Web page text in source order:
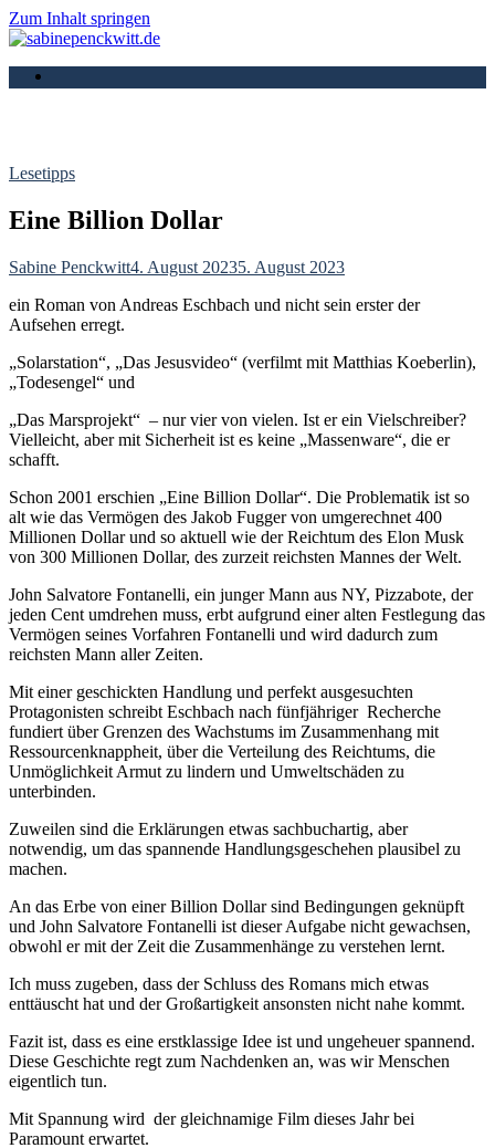
Zum Inhalt springen
sabinepenckwitt.de
Buchautorin
Lesetipps
Eine Billion Dollar
Sabine Penckwitt4. August 20235. August 2023
ein Roman von Andreas Eschbach und nicht sein erster der
Aufsehen erregt.
„Solarstation“, „Das Jesusvideo“ (verfilmt mit Matthias Koeberlin),
„Todesengel“ und
„Das Marsprojekt“ – nur vier von vielen. Ist er ein Vielschreiber?
Vielleicht, aber mit Sicherheit ist es keine „Massenware“, die er
schafft.
Schon 2001 erschien „Eine Billion Dollar“. Die Problematik ist so
alt wie das Vermögen des Jakob Fugger von umgerechnet 400
Millionen Dollar und so aktuell wie der Reichtum des Elon Musk
von 300 Millionen Dollar, des zurzeit reichsten Mannes der Welt.
John Salvatore Fontanelli, ein junger Mann aus NY, Pizzabote, der
jeden Cent umdrehen muss, erbt aufgrund einer alten Festlegung das
Vermögen seines Vorfahren Fontanelli und wird dadurch zum
reichsten Mann aller Zeiten.
Mit einer geschickten Handlung und perfekt ausgesuchten
Protagonisten schreibt Eschbach nach fünfjähriger Recherche
fundiert über Grenzen des Wachstums im Zusammenhang mit
Ressourcenknappheit, über die Verteilung des Reichtums, die
Unmöglichkeit Armut zu lindern und Umweltschäden zu
unterbinden.
Zuweilen sind die Erklärungen etwas sachbuchartig, aber
notwendig, um das spannende Handlungsgeschehen plausibel zu
machen.
An das Erbe von einer Billion Dollar sind Bedingungen geknüpft
und John Salvatore Fontanelli ist dieser Aufgabe nicht gewachsen,
obwohl er mit der Zeit die Zusammenhänge zu verstehen lernt.
Ich muss zugeben, dass der Schluss des Romans mich etwas
enttäuscht hat und der Großartigkeit ansonsten nicht nahe kommt.
Fazit ist, dass es eine erstklassige Idee ist und ungeheuer spannend.
Diese Geschichte regt zum Nachdenken an, was wir Menschen
eigentlich tun.
Mit Spannung wird der gleichnamige Film dieses Jahr bei
Paramount erwartet.